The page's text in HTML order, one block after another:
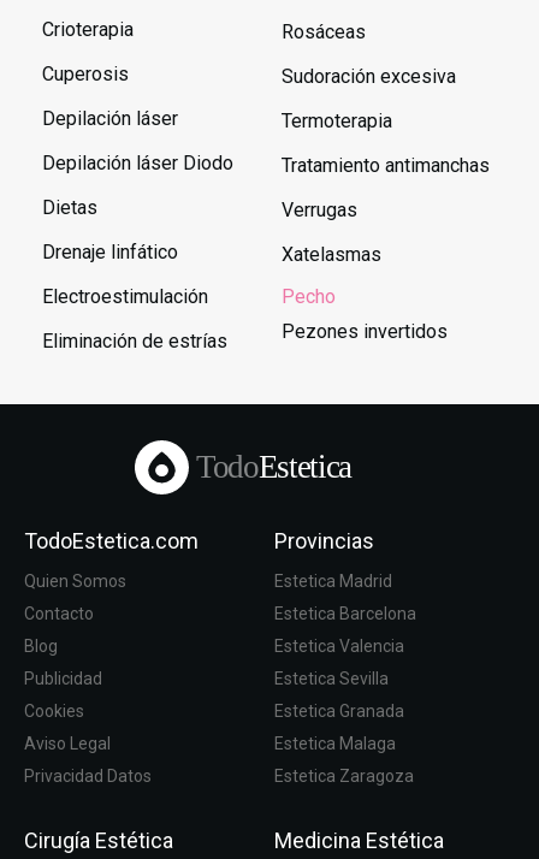
Crioterapia
Cuperosis
Depilación láser
Depilación láser Diodo
Dietas
Drenaje linfático
Electroestimulación
Eliminación de estrías
Rosáceas
Sudoración excesiva
Termoterapia
Tratamiento antimanchas
Verrugas
Xatelasmas
Pecho
Pezones invertidos
TodoEstetica
TodoEstetica.com
Quien Somos
Contacto
Blog
Publicidad
Cookies
Aviso Legal
Privacidad Datos
Provincias
Estetica Madrid
Estetica Barcelona
Estetica Valencia
Estetica Sevilla
Estetica Granada
Estetica Malaga
Estetica Zaragoza
Cirugía Estética Medicina Estética